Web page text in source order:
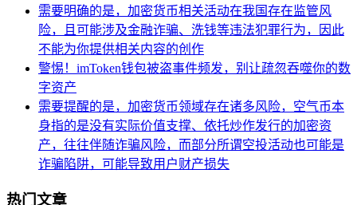
需要明确的是，加密货币相关活动在我国存在监管风
险，且可能涉及金融诈骗、洗钱等违法犯罪行为，因此
不能为你提供相关内容的创作
警惕！imToken钱包被盗事件频发，别让疏忽吞噬你的数
字资产
需要提醒的是，加密货币领域存在诸多风险，空气币本
身指的是没有实际价值支撑、依托炒作发行的加密资
产，往往伴随诈骗风险，而部分所谓空投活动也可能是
诈骗陷阱，可能导致用户财产损失
热门文章